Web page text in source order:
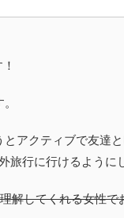
アクティブで友達
旅行に行けるように
解してくれる女性で